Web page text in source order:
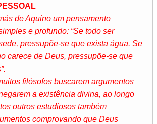
de Aquino um pensamento
e profundo: “Se todo ser
pressupõe-se que exista água. Se
carece de Deus, pressupõe-se que
filósofos buscarem argumentos
a existência divina, ao longo
outros estudiosos também
comprovando que Deus